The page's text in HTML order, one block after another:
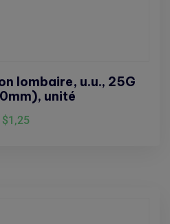
lombaire, u.u., 25G
unité
$1,25